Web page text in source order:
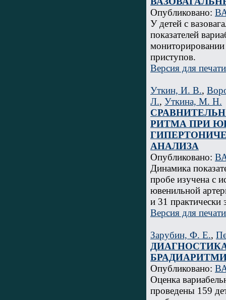
Опубликовано:
У детей с
показателей
мониторировании
приступов.
Версия для печати
Уткин, И. В.,
Л., Уткина, М. Н.
РИТМА ПРИ
АНАЛИЗА
Опубликовано:
Динамика
пробе изучена с
ювенильной
и 31 практически
Версия для печати
Зарубин, Ф. Е.,
Опубликовано:
Оценка
проведены 159